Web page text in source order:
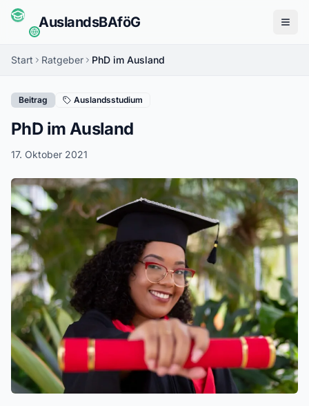
AuslandsBAföG
Start Ratgeber PhD im Ausland
Beitrag Auslandsstudium
PhD im Ausland
17. Oktober 2021